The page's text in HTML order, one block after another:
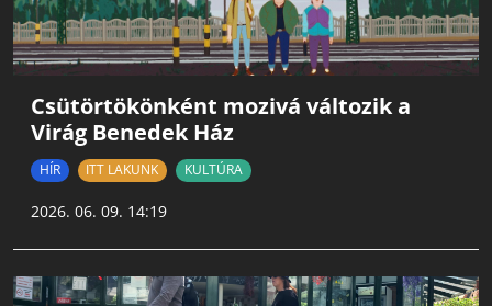
Csütörtökönként mozivá változik a
Virág Benedek Ház
HÍR ITT LAKUNK KULTÚRA
2026. 06. 09. 14:19